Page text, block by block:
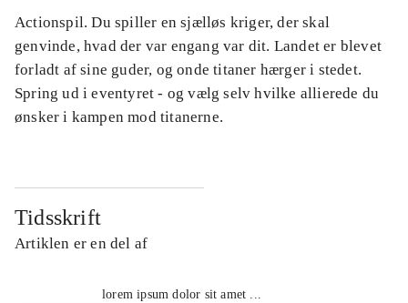
Actionspil. Du spiller en sjælløs kriger, der skal
genvinde, hvad der var engang var dit. Landet er blevet
forladt af sine guder, og onde titaner hærger i stedet.
Spring ud i eventyret - og vælg selv hvilke allierede du
ønsker i kampen mod titanerne.
Tidsskrift
Artiklen er en del af
lorem ipsum dolor sit amet ...